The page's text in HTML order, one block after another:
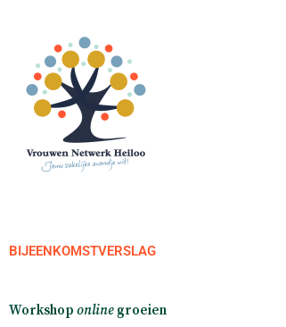
inhoud
BIJEENKOMSTVERSLAG
Workshop online groeien